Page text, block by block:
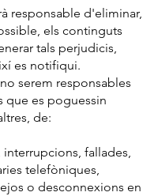
responsable d'eliminar,
els continguts
tals perjudicis,
es notifiqui.
serem responsables
que es poguessin
de:
interrupcions, fallades,
telefòniques,
o desconnexions en